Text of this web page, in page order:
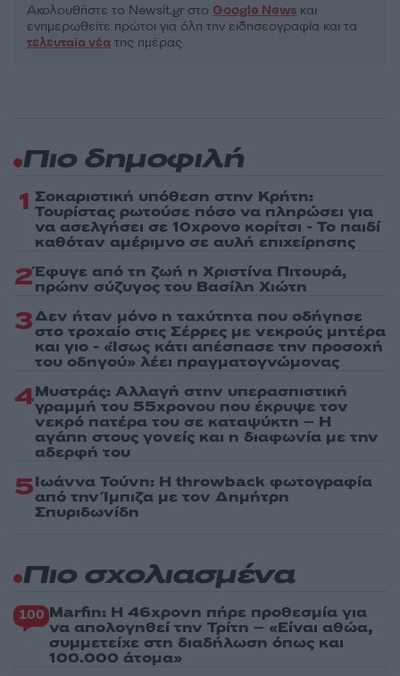
Ακολουθήστε το Νewsit.gr στο Google News και
ενημερωθείτε πρώτοι για όλη την ειδησεογραφία και τα
τελευταία νέα της ημέρας
Πιο δημοφιλή
1 Σοκαριστική υπόθεση στην Κρήτη:
Τουρίστας ρωτούσε πόσο να πληρώσει για
να ασελγήσει σε 10χρονο κορίτσι - Το παιδί
καθόταν αμέριμνο σε αυλή επιχείρησης
2Έφυγε από τη ζωή η Χριστίνα Πιτουρά,
πρώην σύζυγος του Βασίλη Χιώτη
3Δεν ήταν μόνο η ταχύτητα που οδήγησε
στο τροχαίο στις Σέρρες με νεκρούς μητέρα
και γιο - «Ίσως κάτι απέσπασε την προσοχή
του οδηγού» λέει πραγματογνώμονας
4Μυστράς: Αλλαγή στην υπερασπιστική
γραμμή του 55χρονου που έκρυψε τον
νεκρό πατέρα του σε καταψύκτη – Η
αγάπη στους γονείς και η διαφωνία με την
αδερφή του
5Ιωάννα Τούνη: Η throwback φωτογραφία
από την Ίμπιζα με τον Δημήτρη
Σπυριδωνίδη
Πιο σχολιασμένα
100 Marfin: Η 46χρονη πήρε προθεσμία για
να απολογηθεί την Τρίτη – «Είναι αθώα,
συμμετείχε στη διαδήλωση όπως και
100.000 άτομα»